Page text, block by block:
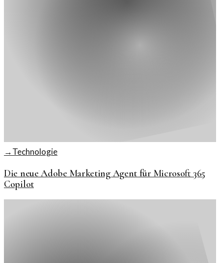
→Technologie
Die neue Adobe Marketing Agent für Microsoft 365
Copilot